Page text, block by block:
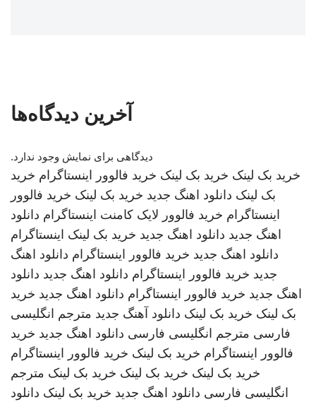
آخرین دیدگاه‌ها
دیدگاهی برای نمایش وجود ندارد.
خرید بک لینک خرید بک لینک خرید فالوور اینستاگرام خرید
بک لینک دانلود اهنگ جدید خرید بک لینک خرید فالوور
اینستاگرام خرید فالوور لایک کامنت اینستاگرام دانلود
اهنگ جدید دانلود اهنگ جدید خرید بک لینک اینستاگرام
دانلود اهنگ جدید خرید فالوور اینستاگرام دانلود اهنگ
جدید خرید فالوور اینستاگرام دانلود اهنگ جدید دانلود
اهنگ جدید خرید فالوور اینستاگرام دانلود اهنگ جدید خرید
بک لینک خرید بک لینک دانلود آهنگ جدید مترجم انگلیسی
فارسی مترجم انگلیسی فارسی دانلود اهنگ جدید خرید
فالوور اینستاگرام خرید بک لینک خرید فالوور اینستاگرام
خرید بک لینک خرید بک لینک خرید بک لینک مترجم
انگلیسی فارسی دانلود اهنگ جدید خرید بک لینک دانلود